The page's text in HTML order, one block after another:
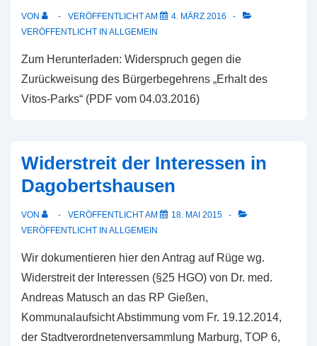
VON VERÖFFENTLICHT AM
4. MÄRZ 2016
VERÖFFENTLICHT IN ALLGEMEIN
Zum Herunterladen: Widerspruch gegen die
Zurückweisung des Bürgerbegehrens „Erhalt des
Vitos-Parks“ (PDF vom 04.03.2016)
Widerstreit der Interessen in
Dagobertshausen
VON VERÖFFENTLICHT AM
18. MAI 2015
VERÖFFENTLICHT IN ALLGEMEIN
Wir dokumentieren hier den Antrag auf Rüge wg.
Widerstreit der Interessen (§25 HGO) von Dr. med.
Andreas Matusch an das RP Gießen,
Kommunalaufsicht Abstimmung vom Fr. 19.12.2014,
der Stadtverordnetenversammlung Marburg, TOP 6,